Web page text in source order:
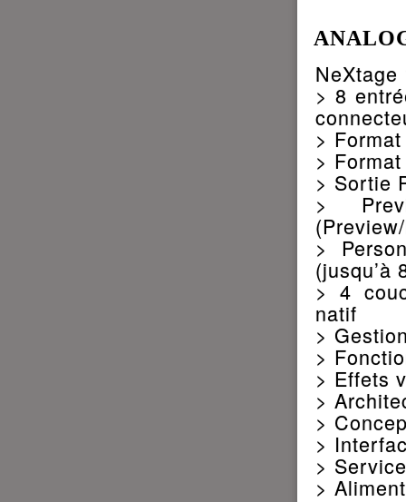
NeXtage
> 8
>
>
> Sortie
>
>
(jusqu’à
> 4
natif
>
>
> Effets
>
>
>
>
>